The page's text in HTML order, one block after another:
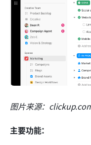
图片来源：
主要功能：